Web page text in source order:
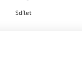
Sdílet